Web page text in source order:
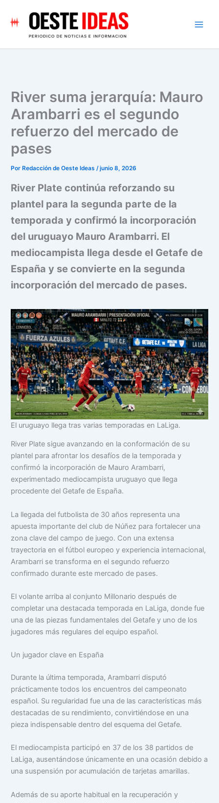
contenido
River suma jerarquía: Mauro
Arambarri es el segundo
refuerzo del mercado de
pases
Por Redacción de Oeste Ideas/junio 8, 2026
River Plate continúa reforzando su
plantel para la segunda parte de la
temporada y confirmó la incorporación
del uruguayo Mauro Arambarri. El
mediocampista llega desde el Getafe de
España y se convierte en la segunda
incorporación del mercado de pases.
El uruguayo llega tras varias temporadas en LaLiga.
River Plate sigue avanzando en la conformación de su
plantel para afrontar los desafíos de la temporada y
confirmó la incorporación de Mauro Arambarri,
experimentado mediocampista uruguayo que llega
procedente del Getafe de España.
La llegada del futbolista de 30 años representa una
apuesta importante del club de Núñez para fortalecer una
zona clave del campo de juego. Con una extensa
trayectoria en el fútbol europeo y experiencia internacional,
Arambarri se transforma en el segundo refuerzo
confirmado durante este mercado de pases.
El volante arriba al conjunto Millonario después de
completar una destacada temporada en LaLiga, donde fue
una de las piezas fundamentales del Getafe y uno de los
jugadores más regulares del equipo español.
Un jugador clave en España
Durante la última temporada, Arambarri disputó
prácticamente todos los encuentros del campeonato
español. Su regularidad fue una de las características más
destacadas de su rendimiento, convirtiéndose en una
pieza indispensable dentro del esquema del Getafe.
El mediocampista participó en 37 de los 38 partidos de
LaLiga, ausentándose únicamente en una ocasión debido a
una suspensión por acumulación de tarjetas amarillas.
Además de su aporte habitual en la recuperación y